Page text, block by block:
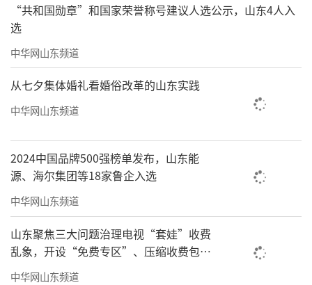
“共和国勋章”和国家荣誉称号建议人选公示，山东4人入
选
中华网山东频道
从七夕集体婚礼看婚俗改革的山东实践
中华网山东频道
2024中国品牌500强榜单发布，山东能
源、海尔集团等18家鲁企入选
中华网山东频道
山东聚焦三大问题治理电视“套娃”收费
乱象，开设“免费专区”、压缩收费包比
例70%以上
中华网山东频道